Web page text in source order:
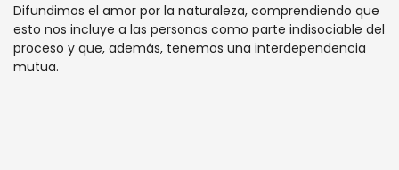
Difundimos el amor por la naturaleza, comprendiendo que
esto nos incluye a las personas como parte indisociable del
proceso y que, además, tenemos una interdependencia
mutua.